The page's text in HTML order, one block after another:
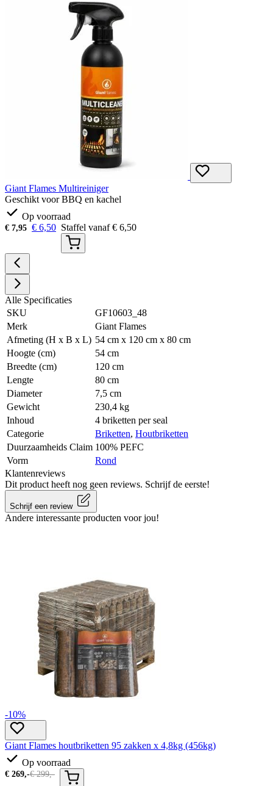
Giant Flames Multireiniger
Geschikt voor BBQ en kachel
Op voorraad
€ 7,95 € 6,50 Staffel vanaf€ 6,50
Alle Specificaties
SKU
GF10603_48
Merk
Giant Flames
Afmeting (H x B x L) 54 cm x 120 cm x 80 cm
Hoogte (cm)
54 cm
Breedte (cm)
120 cm
Lengte
80 cm
Diameter
7,5 cm
Gewicht
230,4 kg
Inhoud
4 briketten per seal
Categorie
Briketten, Houtbriketten
Duurzaamheids Claim 100% PEFC
Vorm
Rond
Klantenreviews
Dit product heeft nog geen reviews. Schrijf de eerste!
Schrijf een review
Andere interessante producten voor jou!
-10%
Giant Flames houtbriketten 95 zakken x 4,8kg (456kg)
Op voorraad
€ 269,-€299,-